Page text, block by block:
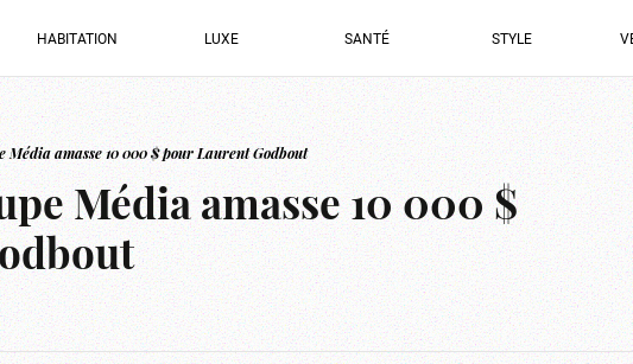
HABITATION LUXE SANTÉ STYLE
Média amasse 10 000 $ pour Laurent Godbout
Média amasse 10 000 $